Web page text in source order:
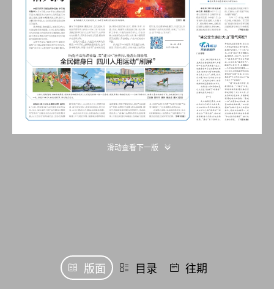
滑动查看下一版
版面 目录 往期